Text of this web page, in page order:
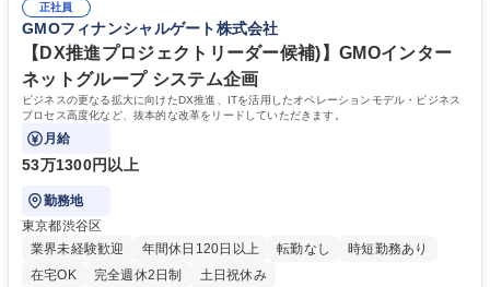
や営業担当、調達担当とも綿密に連携頂きながらご対応頂きます。 募集職
種 【ITプラットフォーム本部／決済端末アプリケーションソフト開発メン
バー】
レス決済の最前線で活躍することができます。また様々な市場の大型案件
に携わることでプロジェクトマネジメントスキルを身に着けることができ
ます。 学歴・資格 学歴：大学院 大学 高専 短大 専修学校 高校 語学力：
資格：
正社員
GMOフィナンシャルゲート株式会社
【DX推進プロジェクトリーダー候補)】GMOインター
ネットグループ システム企画
ビジネスの更なる拡大に向けたDX推進、ITを活用したオペレーションモデル・ビジネス
プロセス高度化など、抜本的な改革をリードしていただきます。
月給
53万1300円以上
勤務地
東京都渋谷区
業界未経験歓迎
年間休日120日以上 転勤なし
時短勤務あり
在宅OK
完全週休2日制 土日祝休み